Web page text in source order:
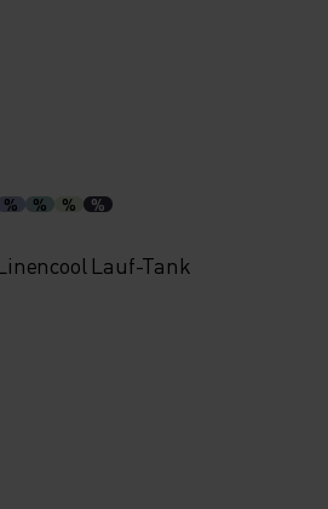
% % % %
Lauf-Tank